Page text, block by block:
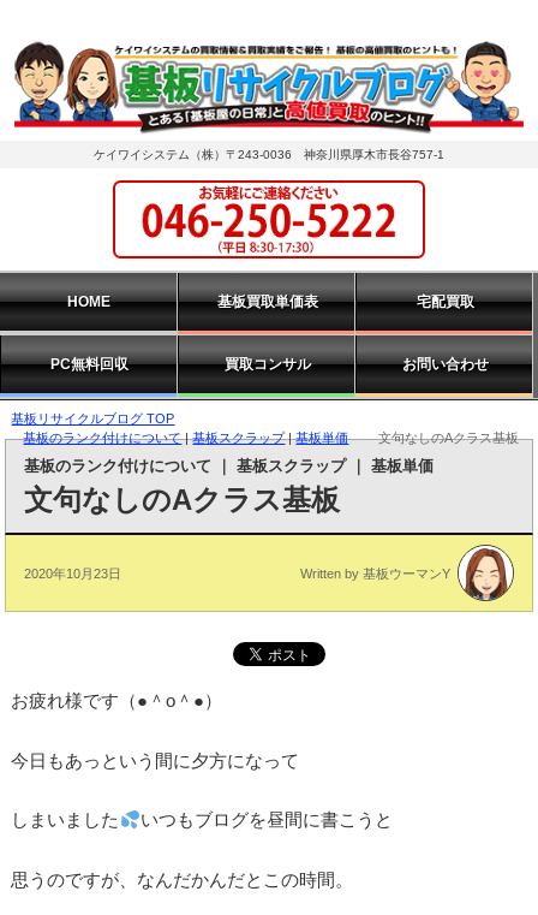
基板リサイクルブログ TOP
基板のランク付けについて|基板スクラップ|基板単価 文句なしのAクラス基板
基板のランク付けについて ｜基板スクラップ｜基板単価
文句なしのAクラス基板
2020年10月23日 Written by 基板ウーマンY
お疲れ様です（●＾o＾●）
今日もあっという間に夕方になって
しまいました いつもブログを昼間に書こうと
思うのですが、なんだかんだとこの時間。
ケイワイシステム（株）〒243-0036 神奈川県厚木市長谷757-1
HOME 基板買取単価表 宅配買取
PC無料回収 買取コンサル お問い合わせ